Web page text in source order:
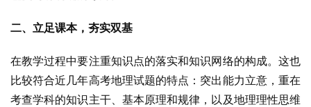
二、立足课本，夯实双基
在教学过程中要注重知识点的落实和知识网络的构成。这也
比较符合近几年高考地理试题的特点：突出能力立意，重在
考查学科的知识主干、基本原理和规律，以及地理理性思维